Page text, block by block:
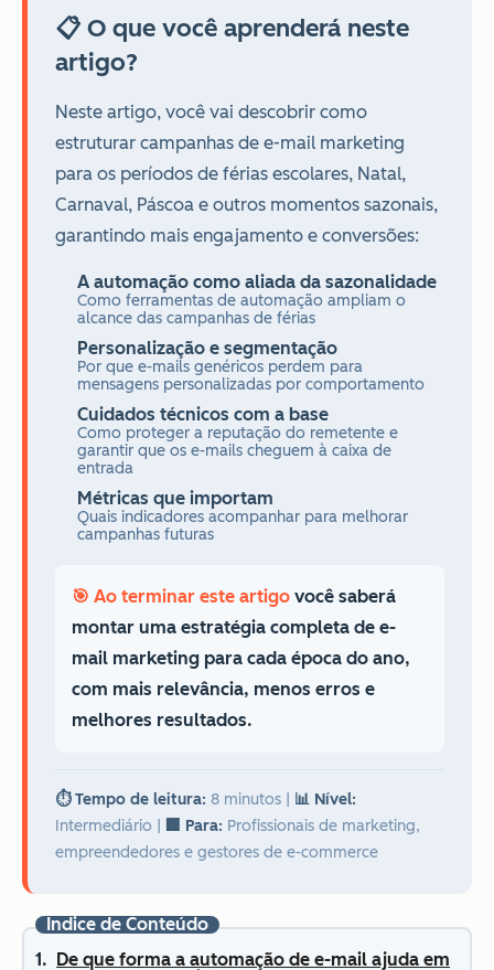
📋 O que você aprenderá neste
artigo?
Neste artigo, você vai descobrir como
estruturar campanhas de e-mail marketing
para os períodos de férias escolares, Natal,
Carnaval, Páscoa e outros momentos sazonais,
garantindo mais engajamento e conversões:
A automação como aliada da sazonalidade
Como ferramentas de automação ampliam o
alcance das campanhas de férias
Personalização e segmentação
Por que e-mails genéricos perdem para
mensagens personalizadas por comportamento
Cuidados técnicos com a base
Como proteger a reputação do remetente e
garantir que os e-mails cheguem à caixa de
entrada
Métricas que importam
Quais indicadores acompanhar para melhorar
campanhas futuras
🎯 Ao terminar este artigo você saberá
montar uma estratégia completa de e-
mail marketing para cada época do ano,
com mais relevância, menos erros e
melhores resultados.
⏱️ Tempo de leitura: 8 minutos
📊 Nível:
Intermediário
🏢 Para: Profissionais de marketing,
empreendedores e gestores de e-commerce
Índice de Conteúdo
De que forma a automação de e-mail ajuda em